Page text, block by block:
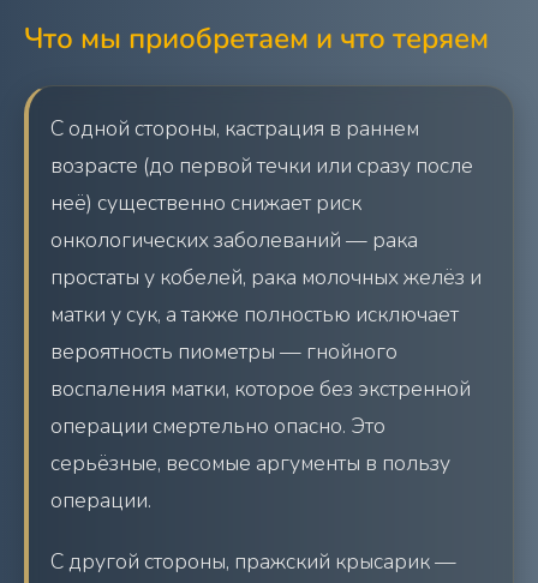
Что мы приобретаем и что теряем
С одной стороны, кастрация в раннем
возрасте (до первой течки или сразу после
неё) существенно снижает риск
онкологических заболеваний — рака
простаты у кобелей, рака молочных желёз и
матки у сук, а также полностью исключает
вероятность пиометры — гнойного
воспаления матки, которое без экстренной
операции смертельно опасно. Это
серьёзные, весомые аргументы в пользу
операции.
С другой стороны, пражский крысарик —